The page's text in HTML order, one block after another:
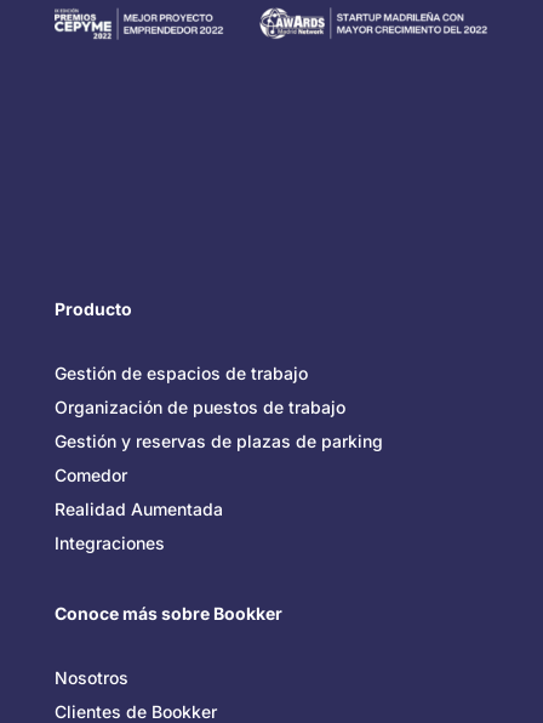
Producto
Gestión de espacios de trabajo
Organización de puestos de trabajo
Gestión y reservas de plazas de parking
Comedor
Realidad Aumentada
Integraciones
Conoce más sobre Bookker
Nosotros
Clientes de Bookker